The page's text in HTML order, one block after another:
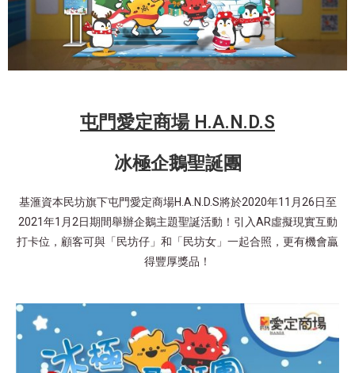
屯門愛定商場H.A.N.D.S
冰極企鵝聖誕團
基滙資本民坊旗下屯門愛定商場H.A.N.D.S將於2020年11月26日至
2021年1月2日期間舉辦企鵝主題聖誕活動！引入AR虛擬現實互動
打卡位，顧客可與「民坊仔」和「民坊女」一起合照，更有機會贏
得豐厚獎品！